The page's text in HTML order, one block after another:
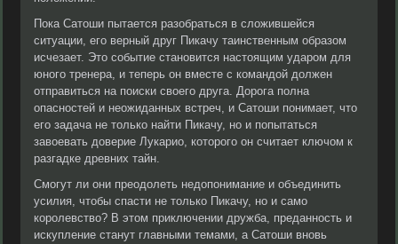
Пока Сатоши пытается разобраться в сложившейся
ситуации, его верный друг Пикачу таинственным образом
исчезает. Это событие становится настоящим ударом для
юного тренера, и теперь он вместе с командой должен
отправиться на поиски своего друга. Дорога полна
опасностей и неожиданных встреч, и Сатоши понимает, что
его задача не только найти Пикачу, но и попытаться
завоевать доверие Лукарио, которого он считает ключом к
разгадке древних тайн.
Смогут ли они преодолеть недопонимание и объединить
усилия, чтобы спасти не только Пикачу, но и само
королевство? В этом приключении дружба, преданность и
искупление станут главными темами, а Сатоши вновь